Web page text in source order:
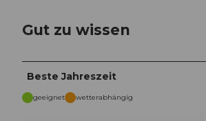
Gut zu wissen
Beste Jahreszeit
geeignet wetterabhängig